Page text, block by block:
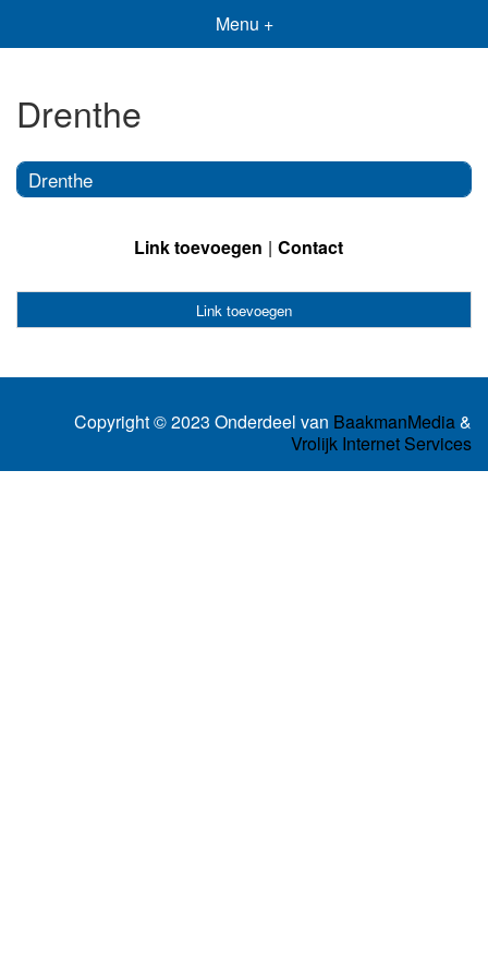
Menu +
Drenthe
Drenthe
Link toevoegen Contact
Link toevoegen
Copyright © 2023 Onderdeel van BaakmanMedia&
Vrolijk Internet Services